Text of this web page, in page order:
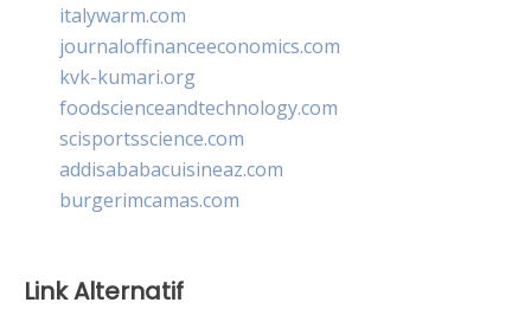
italywarm.com
journaloffinanceeconomics.com
kvk-kumari.org
foodscienceandtechnology.com
scisportsscience.com
addisababacuisineaz.com
burgerimcamas.com
Link Alternatif